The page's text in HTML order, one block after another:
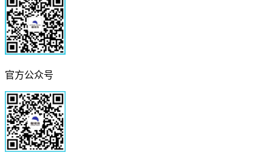
官方公众号